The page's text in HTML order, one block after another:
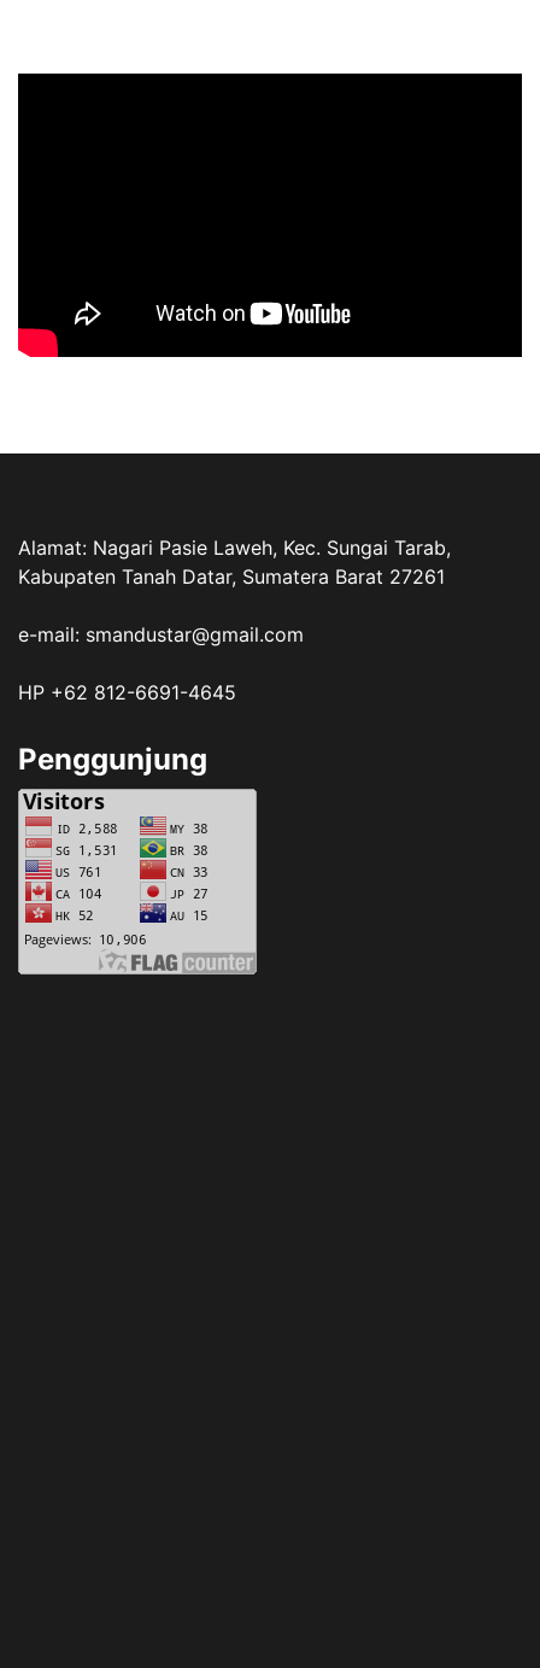
Alamat: Nagari Pasie Laweh, Kec. Sungai Tarab,
Kabupaten Tanah Datar, Sumatera Barat 27261
e-mail: smandustar@gmail.com
HP +62 812-6691-4645
Penggunjung